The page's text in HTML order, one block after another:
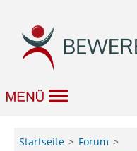
Startseite
Forum